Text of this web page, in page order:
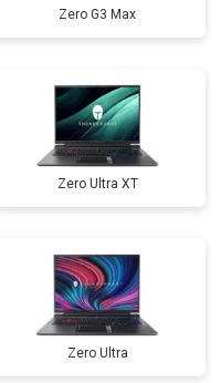
от 3500 ₽
Zero G3 Max
Zero Ultra XT
Zero Ultra